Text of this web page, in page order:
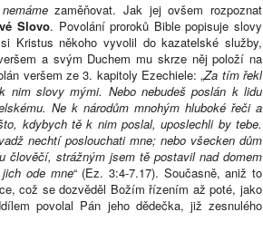
nemámezaměňovat. Jak jej ovšem rozpoznat
Slovo. Povolání proroků Bible popisuje slovy
Kristus někoho vyvolil do kazatelské služby,
a svým Duchem mu skrze něj položí na
veršem ze 3. kapitoly Ezechiele: „Za tím řekl
slovy mými. Nebo nebudeš poslán k lidu
Ne k národům mnohým hluboké řeči a
kdybych tě k nim poslal, uposlechli by tebe.
nechtí poslouchati mne; nebo všecken dům
strážným jsem tě postavil nad domem
ode mne“ (Ez. 3:4-7.17). Současně, aniž to
což se dozvěděl Božím řízením až poté, jako
povolal Pán jeho dědečka, již zesnulého